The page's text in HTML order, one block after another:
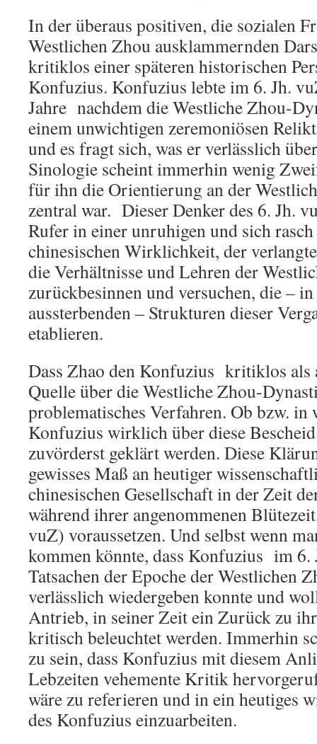
In der überaus positiven, die sozialen
Westlichen Zhou ausklammernden
kritiklos einer späteren historischen
Konfuzius. Konfuzius lebte im 6. Jh.
Jahre nachdem die Westliche Zhou-
einem unwichtigen zeremoniösen
und es fragt sich, was er verlässlich
Sinologie scheint immerhin wenig
für ihn die Orientierung an der
zentral war. Dieser Denker des 6. Jh.
Rufer in einer unruhigen und sich
chinesischen Wirklichkeit, der
die Verhältnisse und Lehren der
zurückbesinnen und versuchen, die –
aussterbenden – Strukturen dieser
etablieren.
Dass Zhao den Konfuzius kritiklos als
Quelle über die Westliche Zhou-
problematisches Verfahren. Ob bzw. in
Konfuzius wirklich über diese
zuvörderst geklärt werden. Diese
gewisses Maß an heutiger
chinesischen Gesellschaft in der Zeit
während ihrer angenommenen
vuZ) voraussetzen. Und selbst wenn
kommen könnte, dass Konfuzius im
Tatsachen der Epoche der Westlichen
verlässlich wiedergeben konnte und
Antrieb, in seiner Zeit ein Zurück zu
kritisch beleuchtet werden. Immerhin
zu sein, dass Konfuzius mit diesem
Lebzeiten vehemente Kritik
wäre zu referieren und in ein heutiges
des Konfuzius einzuarbeiten.